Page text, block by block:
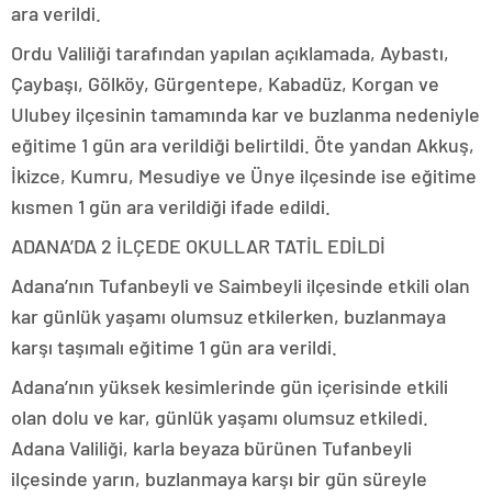
ara verildi.
Ordu Valiliği tarafından yapılan açıklamada, Aybastı,
Çaybaşı, Gölköy, Gürgentepe, Kabadüz, Korgan ve
Ulubey ilçesinin tamamında kar ve buzlanma nedeniyle
eğitime 1 gün ara verildiği belirtildi. Öte yandan Akkuş,
İkizce, Kumru, Mesudiye ve Ünye ilçesinde ise eğitime
kısmen 1 gün ara verildiği ifade edildi.
ADANA’DA 2 İLÇEDE OKULLAR TATİL EDİLDİ
Adana’nın Tufanbeyli ve Saimbeyli ilçesinde etkili olan
kar günlük yaşamı olumsuz etkilerken, buzlanmaya
karşı taşımalı eğitime 1 gün ara verildi.
Adana’nın yüksek kesimlerinde gün içerisinde etkili
olan dolu ve kar, günlük yaşamı olumsuz etkiledi.
Adana Valiliği, karla beyaza bürünen Tufanbeyli
ilçesinde yarın, buzlanmaya karşı bir gün süreyle